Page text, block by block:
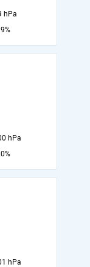
hPa
hPa
hPa